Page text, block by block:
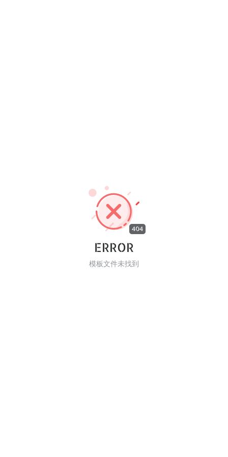
404
ERROR
模板文件未找到